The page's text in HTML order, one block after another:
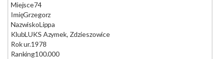
Miejsce74
ImięGrzegorz
NazwiskoLippa
KlubLUKS Azymek, Zdzieszowice
Rok ur.1978
Ranking100.000